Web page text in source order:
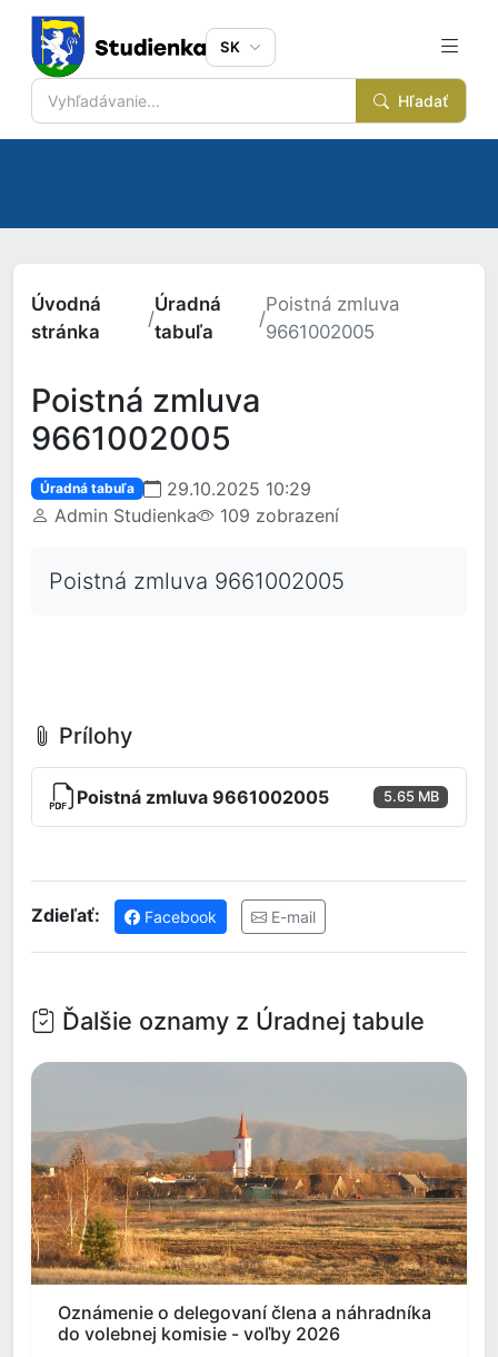
Hľadať
SK
Úvodná
stránka
/
Úradná
tabuľa
/
Poistná zmluva
9661002005
Poistná zmluva
9661002005
Úradná tabuľa
29.10.2025 10:29
Admin Studienka
109 zobrazení
Poistná zmluva 9661002005
Prílohy
Poistná zmluva 9661002005 5.65 MB
Zdieľať: Facebook E-mail
Ďalšie oznamy z Úradnej tabule
Oznámenie o delegovaní člena a náhradníka
do volebnej komisie - voľby 2026